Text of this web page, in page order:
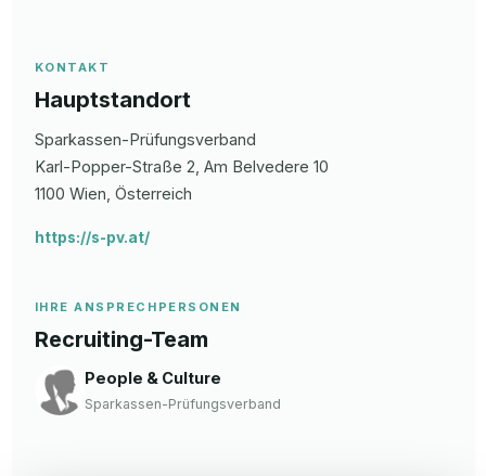
KONTAKT
Hauptstandort
Sparkassen-Prüfungsverband
Karl-Popper-Straße 2, Am Belvedere 10
1100 Wien , Österreich
https://s-pv.at/
IHRE ANSPRECHPERSONEN
Recruiting-Team
People & Culture
Sparkassen-Prüfungsverband